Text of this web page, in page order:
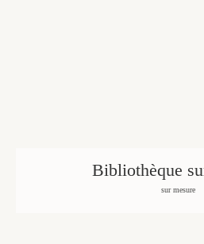
Bibliothèque
sur mesure